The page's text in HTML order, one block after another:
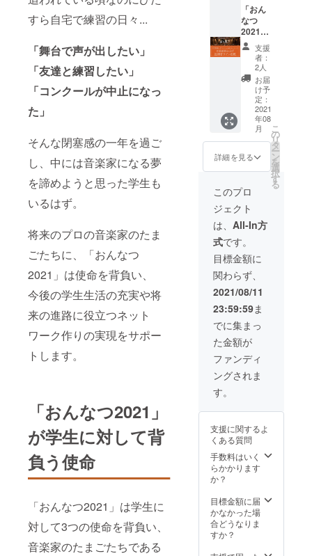
すら自宅で練習の日々...
「舞台で声が出したい」
「友達と練習したい」
「コンクールが中止になっ
た」
そんな閉塞感の一年を過ご
し、中には音楽家になる夢
を諦めようと思った学生も
いるはず。
将来のプロの音楽家のたま
ごたちに、「おんなつ
2021」は使命を背負い、
今後の学生生活の充実や将
来の進路に役立つネット
ワーク作りの実現をサポー
トします。
「おんなつ2021」
が学生に対して背
負う使命
「おんなつ2021」は学生に
対して3つの使命を背負い、
音楽家のたまごたちである
と並走して
駆け抜ける
夏です♪
2021年
8月19
日〜21
日 各日
17:00〜
21:00
クエス
トは主
催者側
でリス
トを用
意し、
そこか
ら選ん
でいた
だく形
式にな
りま
す。 配
信チ
ケット
）はご
登録い
ただき
ました
メール
アドレ
スに8月
18日迄
にお送
りいた
しま
す。 ◆
おんな
つ2021
開催日
2021年
8月19
日〜21
21:00
チケッ
ト
（URL
）なら
びにお
礼メッ
セージ
はご登
録いた
だきま
した
メール
アドレ
スにお
送りい
す。 配
信チ
ケット
（URL
）は8月
18日迄
に送信
いたし
ます。
※同時に
音大生
98名に
「おん
なつ
2021」
配信視
聴チ
ケット
す ◆お
2021開
催日
2021年
8月19
17:00〜
21:00
「おん
なつ
2021」
の3日間
通し配
信視聴
チケッ
ト＋学
生実行
委員会
からの
お礼
メッ
セージ
＋配信
にご支
援者の
名前読
み上げ
＋出演
者全員
のサイ
ン色紙
配信チ
ケット
（URL
）なら
びにお
礼メッ
セージ
はご登
録いた
だきま
アドレ
送りい
たしま
す。 配
信チ
）は8月
18日迄
に送信
支援
者：
2人
お届
け予
定：
2021
年08
月
詳細を見る
こ
の
リ
タ
ー
ン
を
選
択
す
る
このプロ
ジェクト
は、 All-In方
式です。
目標金額に
関わらず、
2021/08/11
23:59:59ま
でに集まっ
た金額が
ファンディ
ングされま
す。
支援に関するよ
くある質問
手数料はいく
らかかります
か？
目標金額に届
かなかった場
合どうなりま
すか？